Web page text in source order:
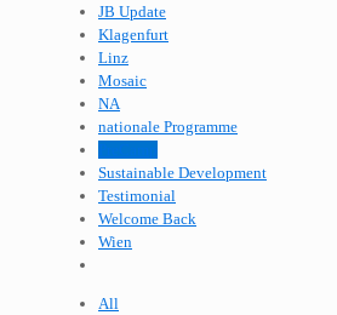
JB Update
Klagenfurt
Linz
Mosaic
NA
nationale Programme
Sustainable Development
Testimonial
Welcome Back
Wien
All